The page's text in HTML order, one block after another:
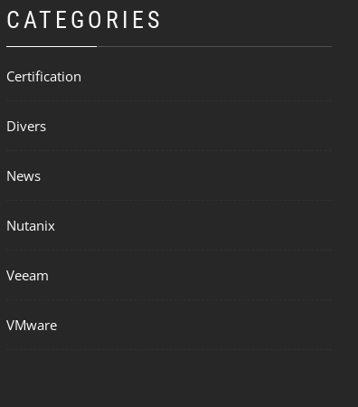
CATEGORIES
Certification
Divers
News
Nutanix
Veeam
VMware